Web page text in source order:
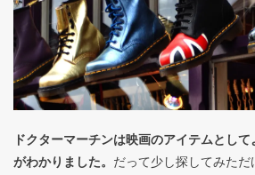
ドクターマーチンは映画のアイテムとし
がわかりました。 だって少し探してみた